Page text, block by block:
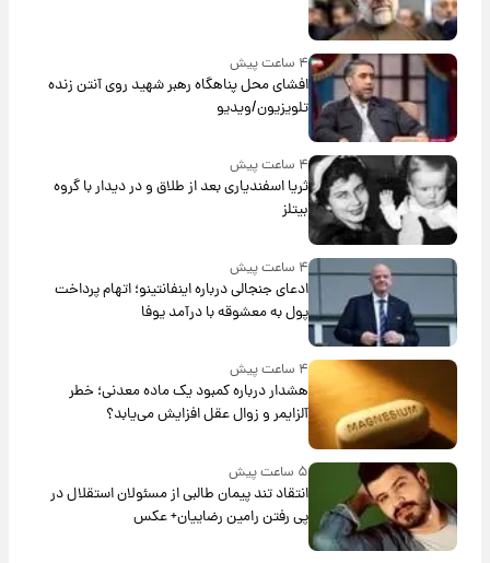
۴ ساعت پیش
افشای محل پناهگاه‌ رهبر شهید روی آنتن زنده
تلویزیون/ویدیو
۴ ساعت پیش
ثریا اسفندیاری بعد از طلاق و در دیدار با گروه
بیتلز
۴ ساعت پیش
ادعای جنجالی درباره اینفانتینو؛ اتهام پرداخت
پول به معشوقه با درآمد یوفا
۴ ساعت پیش
هشدار درباره کمبود یک ماده معدنی؛ خطر
آلزایمر و زوال عقل افزایش می‌یابد؟
۵ ساعت پیش
انتقاد تند پیمان طالبی از مسئولان استقلال در
پی رفتن رامین رضاییان+ عکس